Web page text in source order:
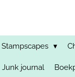
Stampscapes
Junk journal